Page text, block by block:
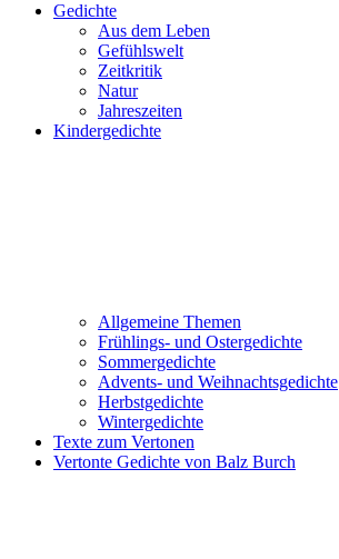
Gedichte
Aus dem Leben
Gefühlswelt
Zeitkritik
Natur
Jahreszeiten
Kindergedichte
Allgemeine Themen
Frühlings- und Ostergedichte
Sommergedichte
Advents- und Weihnachtsgedichte
Herbstgedichte
Wintergedichte
Texte zum Vertonen
Vertonte Gedichte von Balz Burch